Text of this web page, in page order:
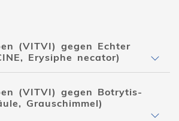
(VITVI) gegen Echter
Erysiphe necator)
(VITVI) gegen Botrytis-
Grauschimmel)